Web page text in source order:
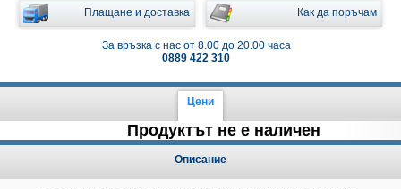
Плащане и доставка Как да поръчам
За връзка с нас от 8.00 до 20.00 часа
0889 422 310
Цени
Продуктът не е наличен
Описание